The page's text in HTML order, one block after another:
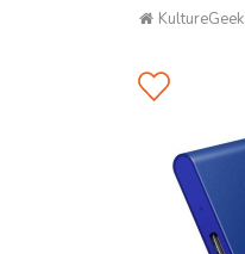
KultureGeek